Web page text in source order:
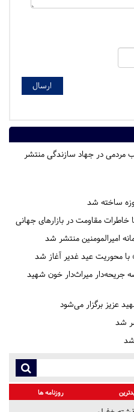
مردمی در جهاد سازندگی منتشر
خاطرات مقاومت در بازارهای جهانی
امیرالمومنین منتشر شد
با محوریت عید غدیر آغاز شد
جریحه‌دار میراث‌دار خون شهید
عزیز برگزار می‌شود
شد
روزنامه ها